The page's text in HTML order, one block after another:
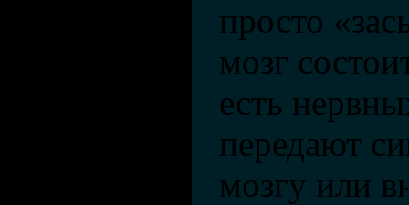
просто
мозг
есть
передают
мозгу или